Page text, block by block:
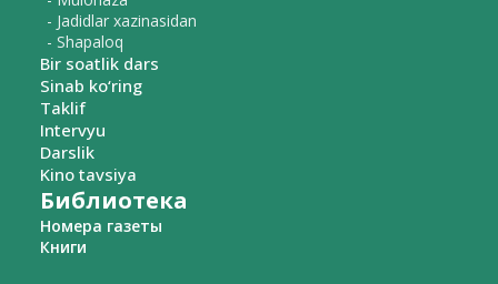
- Jadidlar xazinasidan
- Shapaloq
Bir soatlik dars
Sinab ko‘ring
Taklif
Intervyu
Darslik
Kino tavsiya
Библиотека
Номера газеты
Книги